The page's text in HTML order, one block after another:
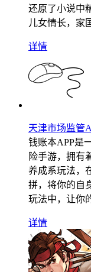
还原了小说中
儿女情长，家
详情
天津市场监管
钱账本APP是
险手游，拥有
养成系玩法，
拼，将你的自
玩法中，让你
详情